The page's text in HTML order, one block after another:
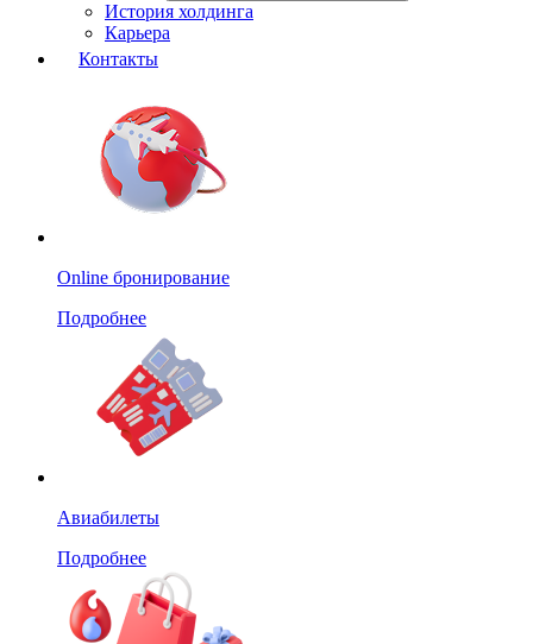
История холдинга
Карьера
Контакты
Online бронирование
Подробнее
Авиабилеты
Подробнее